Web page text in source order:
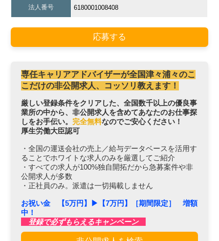
法人番号 6180001008408
応募する
専任キャリアアドバイザーが全国津々浦々のこ
こだけの非公開求人、コッソリ教えます！
厳しい登録条件をクリアした、全国数千以上の優良事
業所の中から、非公開求人を含めてあなたのお仕事探
しをお手伝い。 完全無料なのでご安心ください！
厚生労働大臣認可
・全国の運送会社の売上／給与データベースを活用す
ることでホワイトな求人のみを厳選してご紹介
・すべての求人が100%独自開拓だから急募案件や非
公開求人が多数
・正社員のみ。派遣は一切掲載しません
お祝い金 【5万円】▶︎【7万円】［期間限定］ 増額
中！
登録で必ずもらえるキャンペーン